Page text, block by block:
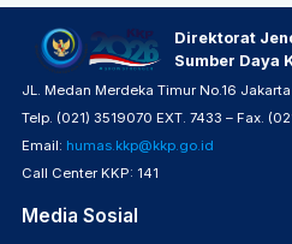
Direktorat
Sumber Daya
JL. Medan Merdeka Timur No.16
Telp. (021) 3519070 EXT. 7433 – Fax.
Email: humas.kkp@kkp.go.id
Call Center KKP: 141
Media Sosial